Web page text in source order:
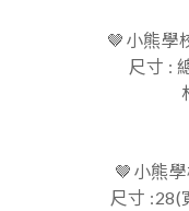
🤎小熊學
尺寸 :
🤎 小熊
尺寸 :28(